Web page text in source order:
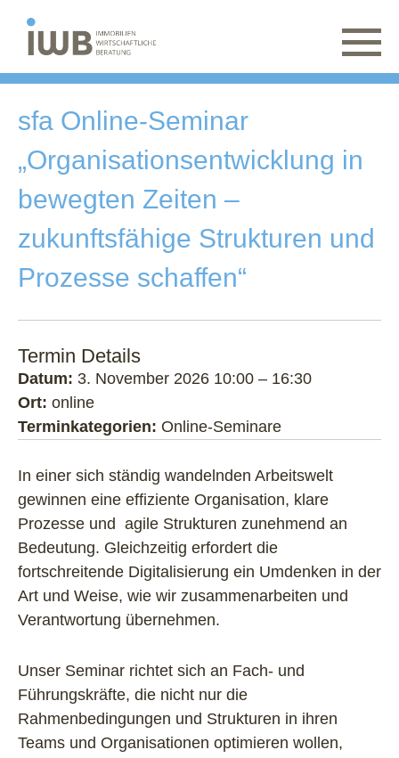
sfa Online-Seminar
„Organisationsentwicklung in
bewegten Zeiten –
zukunftsfähige Strukturen und
Prozesse schaffen“
Termin Details
Datum: 3. November 2026 10:00 – 16:30
Ort: online
Terminkategorien: Online-Seminare
In einer sich ständig wandelnden Arbeitswelt
gewinnen eine effiziente Organisation, klare
Prozesse und agile Strukturen zunehmend an
Bedeutung. Gleichzeitig erfordert die
fortschreitende Digitalisierung ein Umdenken in der
Art und Weise, wie wir zusammenarbeiten und
Verantwortung übernehmen.
Unser Seminar richtet sich an Fach- und
Führungskräfte, die nicht nur die
Rahmenbedingungen und Strukturen in ihren
Teams und Organisationen optimieren wollen,